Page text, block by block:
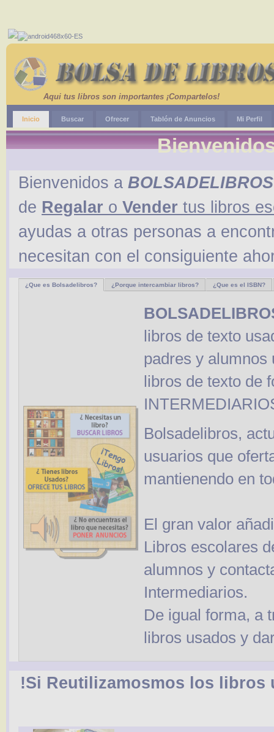
Aqui tus libros son importantes ¡Compartelos!
Inicio Buscar Ofrecer Tablón de Anuncios Mi Perfil
Bienvenidos a BOLSADELIBROS
de Regalar o Vender tus libros
ayudas a otras personas a
necesitan con el consiguiente
¿Que es Bolsadelibros? ¿Porque intercambiar libros? ¿Que es el ISBN?
libros de texto
padres y alumnos
libros de texto de
Bolsadelibros,
usuarios que
mantienendo en
El gran valor
Libros escolares
alumnos y
Intermediarios.
De igual forma, a
libros usados y
!Si Reutilizamosmos los libros